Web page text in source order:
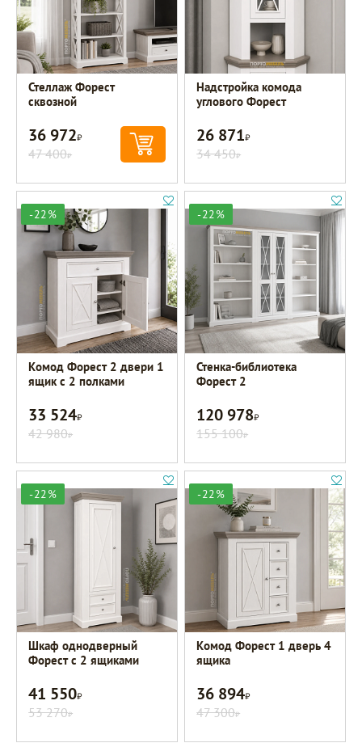
Стеллаж Форест
сквозной
36 972Р
47 400Р
Надстройка комода
углового Форест
26 871Р
34 450Р
-22%
Комод Форест 2 двери 1
ящик с 2 полками
33 524Р
42 980Р
-22%
Стенка-библиотека
Форест 2
120 978Р
155 100Р
-22%
Шкаф однодверный
Форест с 2 ящиками
41 550Р
53 270Р
-22%
Комод Форест 1 дверь 4
ящика
36 894Р
47 300Р